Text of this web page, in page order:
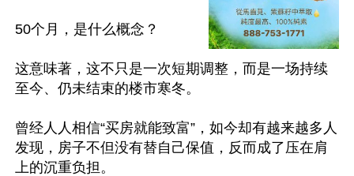
50个月，是什么概念？
这意味著，这不只是一次短期调整，而是一场持续
至今、仍未结束的楼市寒冬。
曾经人人相信“买房就能致富”，如今却有越来越多人
发现，房子不但没有替自己保值，反而成了压在肩
上的沉重负担。